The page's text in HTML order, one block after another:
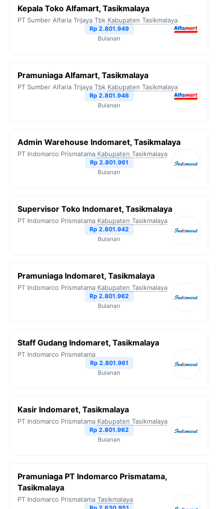
Kepala Toko Alfamart, Tasikmalaya
PT Sumber Alfaria Trijaya Tbk Kabupaten Tasikmalaya
Rp 2.801.949
Bulanan
Pramuniaga Alfamart, Tasikmalaya
PT Sumber Alfaria Trijaya Tbk Kabupaten Tasikmalaya
Rp 2.801.946
Bulanan
Admin Warehouse Indomaret, Tasikmalaya
PT Indomarco Prismatama Kabupaten Tasikmalaya
Rp 2.801.961
Bulanan
Supervisor Toko Indomaret, Tasikmalaya
PT Indomarco Prismatama Kabupaten Tasikmalaya
Rp 2.801.942
Bulanan
Pramuniaga Indomaret, Tasikmalaya
PT Indomarco Prismatama Kabupaten Tasikmalaya
Rp 2.801.962
Bulanan
Staff Gudang Indomaret, Tasikmalaya
PT Indomarco Prismatama
Rp 2.801.961
Bulanan
Kasir Indomaret, Tasikmalaya
PT Indomarco Prismatama Kabupaten Tasikmalaya
Rp 2.801.962
Bulanan
Pramuniaga PT Indomarco Prismatama,
Tasikmalaya
PT Indomarco Prismatama Tasikmalaya